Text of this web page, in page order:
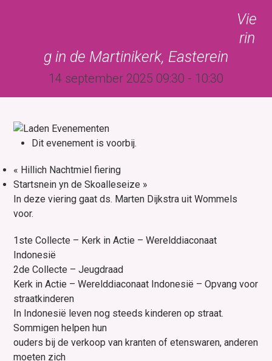
Vie
rin
g in de Martinikerk, Easterein
14 september 2025 09:30 - 10:30
Dit evenement is voorbij.
« Hillich Nachtmiel fiering
Startsnein yn de Skoalleseize »
In deze viering gaat ds. Marten Dijkstra uit Wommels
voor.
1ste Collecte – Kerk in Actie – Werelddiaconaat
Indonesië
2de Collecte – Jeugdraad
Kerk in Actie – Werelddiaconaat Indonesië – Opvang voor
straatkinderen
In Indonesië leven nog steeds kinderen op straat.
Sommigen helpen hun
ouders bij de verkoop van kranten of etenswaren, anderen
moeten zich